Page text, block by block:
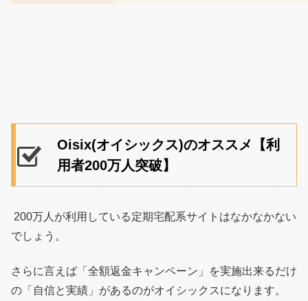
Oisix(オイシックス)のオススメ【利
用者200万人突破】
200万人が利用している定期宅配系サイトはなかなかない
でしょう。
さらに言えば「全額返金キャンペーン」を実施出来るだけ
の「自信と実績」があるのがオイシックスになります。